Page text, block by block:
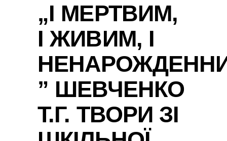
„І МЕРТВИМ,
І ЖИВИМ, І
” ШЕВЧЕНКО
Т.Г. ТВОРИ ЗІ